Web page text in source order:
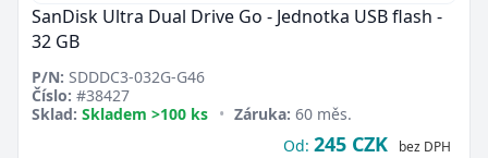
SanDisk Ultra Dual Drive Go - Jednotka USB flash -
32 GB
P/N: SDDDC3-032G-G46
Číslo: #38427
Sklad: Skladem >100 ks • Záruka: 60 měs.
Od: 245 CZK bez DPH